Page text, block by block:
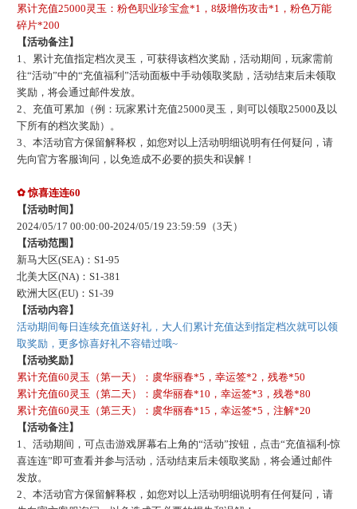
累计充值25000灵玉：粉色职业珍宝盒*1，8级增伤攻击*1，粉色万能
碎片*200
【活动备注】
1、累计充值指定档次灵玉，可获得该档次奖励，活动期间，玩家需前
往“活动”中的“充值福利”活动面板中手动领取奖励，活动结束后未领取
奖励，将会通过邮件发放。
2、充值可累加（例：玩家累计充值25000灵玉，则可以领取25000及以
下所有的档次奖励）。
3、本活动官方保留解释权，如您对以上活动明细说明有任何疑问，请
先向官方客服询问，以免造成不必要的损失和误解！
✿ 惊喜连连60
【活动时间】
2024/05/17 00:00:00-2024/05/19 23:59:59 （3天）
【活动范围】
新马大区(SEA)：S1-95
北美大区(NA)：S1-381
欧洲大区(EU)：S1-39
【活动内容】
活动期间每日连续充值送好礼，大人们累计充值达到指定档次就可以领
取奖励，更多惊喜好礼不容错过哦~
【活动奖励】
累计充值60灵玉（第一天）：虞华丽春*5，幸运签*2，残卷*50
累计充值60灵玉（第二天）：虞华丽春*10，幸运签*3，残卷*80
累计充值60灵玉（第三天）：虞华丽春*15，幸运签*5，注解*20
【活动备注】
1、活动期间，可点击游戏屏幕右上角的“活动”按钮，点击“充值福利-惊
喜连连”即可查看并参与活动 ， 活动结束后未领取奖励，将会通过邮件
发放。
2、本活动官方保留解释权，如您对以上活动明细说明有任何疑问，请